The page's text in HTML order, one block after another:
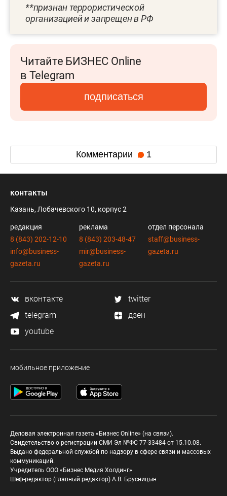
**признан террористической
организацией и запрещен в РФ
Читайте БИЗНЕС Online
в Telegram
подписаться
Комментарии 1
контакты
Казань, Лобачевского 10, корпус 2
редакция
8 (843) 202-12-10
info@business-
gazeta.ru
реклама
8 (843) 203-48-47
mir@business-
gazeta.ru
отдел персонала
staff@business-
gazeta.ru
вконтакте
twitter
telegram
дзен
youtube
мобильное приложение
Деловая электронная газета «Бизнес Online» (на связи).
Свидетельство о регистрации СМИ Эл №ФС 77-33484 от 15.10.08.
Выдано федеральной службой по надзору в сфере связи и массовых
коммуникаций.
Учредитель ООО «Бизнес Медия Холдинг»
Шеф-редактор (главный редактор) А.В. Брусницын